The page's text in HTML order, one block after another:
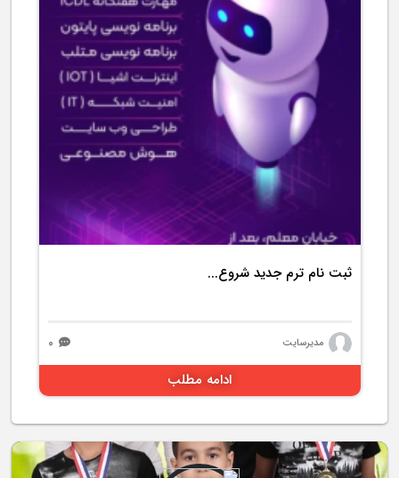
ثبت نام ترم جدید شروع...
مدیرسایت
ادامه مطلب